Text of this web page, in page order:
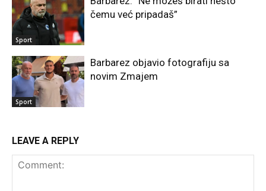
Sport
čemu već pripadaš”
Sport
Barbarez objavio fotografiju sa
novim Zmajem
LEAVE A REPLY